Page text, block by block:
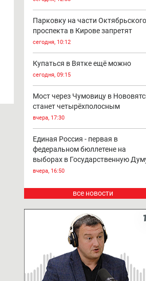
Парковку на части Октябрьского
проспекта в Кирове запретят
сегодня, 10:12
Купаться в Вятке ещё можно
сегодня, 09:15
Мост через Чумовицу в
станет четырёхполосным
вчера, 17:30
Единая Россия - первая в
федеральном бюллетене на
выборах в Государственную
вчера, 16:50
все новости